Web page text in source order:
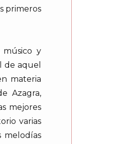
primeros
músico y
de aquel
materia
Azagra,
mejores
varias
melodías